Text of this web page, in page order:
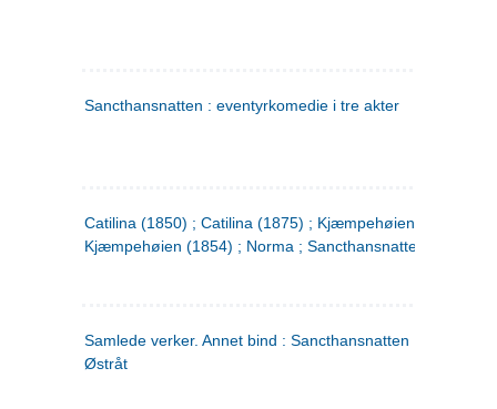
Sancthansnatten : eventyrkomedie i tre akter
Catilina (1850) ; Catilina (1875) ; Kjæmpehøien (1850) ;
Kjæmpehøien (1854) ; Norma ; Sancthansnatten
Samlede verker. Annet bind : Sancthansnatten ; Fru Inger
Østråt